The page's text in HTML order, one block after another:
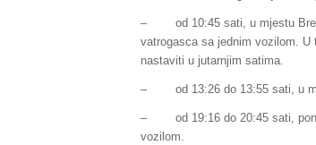
– od 10:45 sati, u mjestu
vatrogasca sa jednim vozilom. U
nastaviti u jutarnjim satima.
– od 13:26 do 13:55 sati, u
– od 19:16 do 20:45 sati,
vozilom.